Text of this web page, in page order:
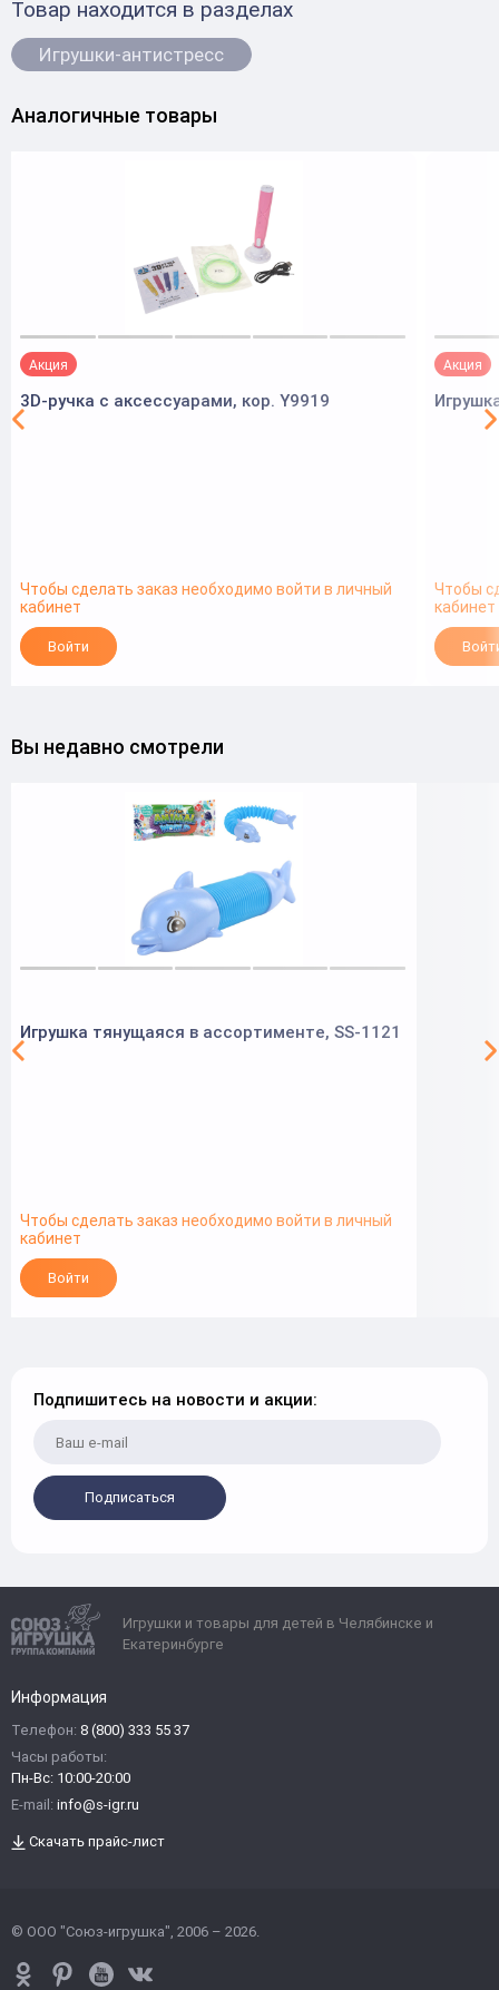
Товар находится в разделах
Игрушки-антистресс
Аналогичные товары
Акция
3D-ручка с аксессуарами, кор. Y9919
Чтобы сделать заказ необходимо войти в личный
кабинет
Войти
Акция
Чтобы
кабинет
Вы недавно смотрели
Игрушка тянущаяся в ассортименте, SS-1121
Чтобы сделать заказ необходимо войти в личный
кабинет
Войти
Подпишитесь на новости и акции:
Подписаться
Игрушки и товары для детей в Челябинске и
Екатеринбурге
Информация
Телефон: 8 (800) 333 55 37
Часы работы:
Пн-Вс: 10:00-20:00
E-mail: info@s-igr.ru
Скачать прайс-лист
© ООО "Союз-игрушка", 2006 – 2026.